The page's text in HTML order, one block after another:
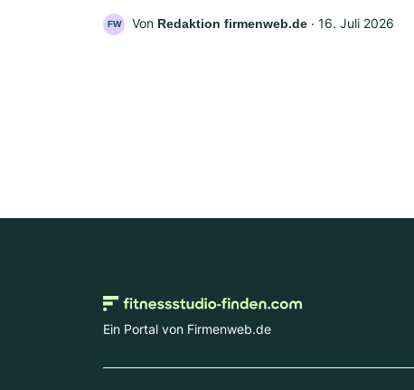
FW Von Redaktion firmenweb.de ‧ 16. Juli 2026
Ein Portal von Firmenweb.de